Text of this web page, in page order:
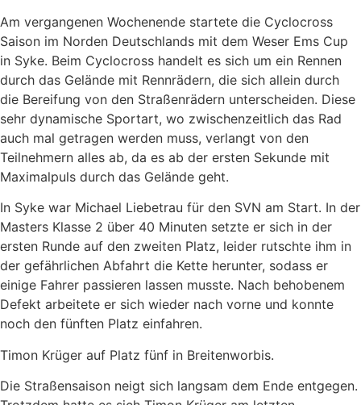
Am vergangenen Wochenende startete die Cyclocross
Saison im Norden Deutschlands mit dem Weser Ems Cup
in Syke. Beim Cyclocross handelt es sich um ein Rennen
durch das Gelände mit Rennrädern, die sich allein durch
die Bereifung von den Straßenrädern unterscheiden. Diese
sehr dynamische Sportart, wo zwischenzeitlich das Rad
auch mal getragen werden muss, verlangt von den
Teilnehmern alles ab, da es ab der ersten Sekunde mit
Maximalpuls durch das Gelände geht.
In Syke war Michael Liebetrau für den SVN am Start. In der
Masters Klasse 2 über 40 Minuten setzte er sich in der
ersten Runde auf den zweiten Platz, leider rutschte ihm in
der gefährlichen Abfahrt die Kette herunter, sodass er
einige Fahrer passieren lassen musste. Nach behobenem
Defekt arbeitete er sich wieder nach vorne und konnte
noch den fünften Platz einfahren.
Timon Krüger auf Platz fünf in Breitenworbis.
Die Straßensaison neigt sich langsam dem Ende entgegen.